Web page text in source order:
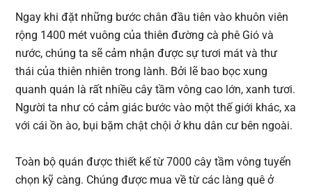
Ngay khi đặt những bước chân đầu tiên vào khuôn viên
rộng 1400 mét vuông của thiên đường cà phê Gió và
nước, chúng ta sẽ cảm nhận được sự tươi mát và thư
thái của thiên nhiên trong lành. Bởi lẽ bao bọc xung
quanh quán là rất nhiều cây tầm vông cao lớn, xanh tươi.
Người ta như có cảm giác bước vào một thế giới khác, xa
với cái ồn ào, bụi bặm chật chội ở khu dân cư bên ngoài.
Toàn bộ quán được thiết kế từ 7000 cây tầm vông tuyển
chọn kỹ càng. Chúng được mua về từ các làng quê ở